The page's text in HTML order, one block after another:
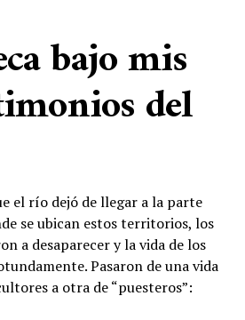
bajo mis
del
el río dejó de llegar a la parte
se ubican estos territorios, los
a desaparecer y la vida de los
Pasaron de una vida
a otra de “puesteros”: